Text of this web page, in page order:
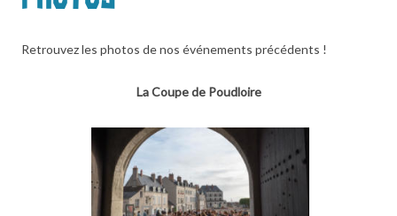
Retrouvez les photos de nos événements précédents !
La Coupe de Poudloire